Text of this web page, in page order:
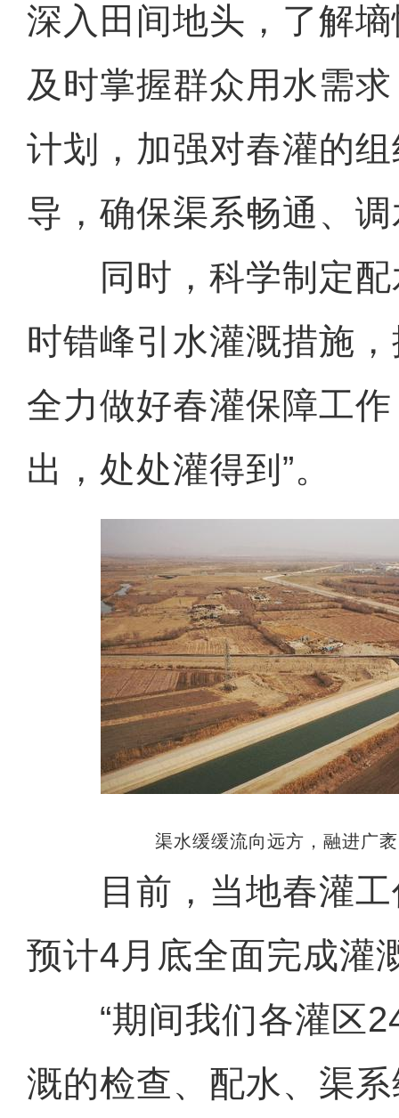
深入田间地头，了解
及时掌握群众用水需
计划，加强对春灌的
导，确保渠系畅通、
同时，科学制定配
时错峰引水灌溉措施
全力做好春灌保障工
出，处处灌得到”。
渠水缓缓流向远方，融进广
目前，当地春灌工
预计4月底全面完成灌
“期间我们各灌区
溉的检查、配水、渠